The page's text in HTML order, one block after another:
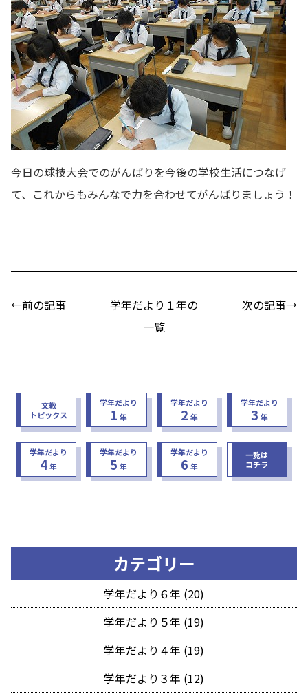
今日の球技大会でのがんばりを今後の学校生活につなげ
て、これからもみんなで力を合わせてがんばりましょう！
←前の記事
学年だより１年の
一覧
次の記事→
文教
トピックス
学年だより
1 年
学年だより
2 年
学年だより
3 年
学年だより
4年
学年だより
5 年
学年だより
6 年
一覧は
コチラ
カテゴリー
学年だより６年 (20)
学年だより５年 (19)
学年だより４年 (19)
学年だより３年 (12)